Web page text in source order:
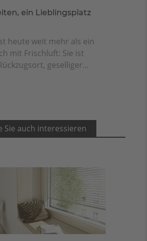
ein Lieblingsplatz
heute weit mehr als ein
mit Frischluft: Sie ist
geselliger...
Sie auch interessieren